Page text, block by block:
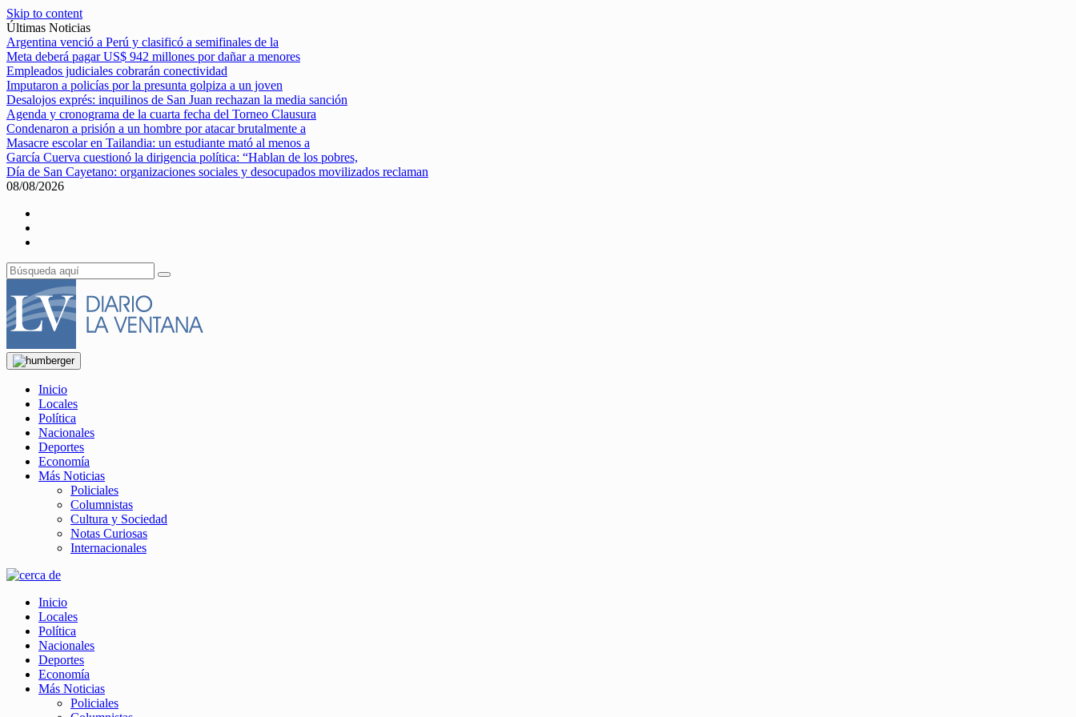
Skip to content
Últimas Noticias
Argentina venció a Perú y clasificó a semifinales de la
Meta deberá pagar US$ 942 millones por dañar a menores
Empleados judiciales cobrarán conectividad
Imputaron a policías por la presunta golpiza a un joven
Desalojos exprés: inquilinos de San Juan rechazan la media sanción
Agenda y cronograma de la cuarta fecha del Torneo Clausura
Condenaron a prisión a un hombre por atacar brutalmente a
Masacre escolar en Tailandia: un estudiante mató al menos a
García Cuerva cuestionó la dirigencia política: “Hablan de los pobres,
Día de San Cayetano: organizaciones sociales y desocupados movilizados reclaman
08/08/2026
Inicio
Locales
Política
Nacionales
Deportes
Economía
Más Noticias
Policiales
Columnistas
Cultura y Sociedad
Notas Curiosas
Internacionales
Inicio
Locales
Política
Nacionales
Deportes
Economía
Más Noticias
Policiales